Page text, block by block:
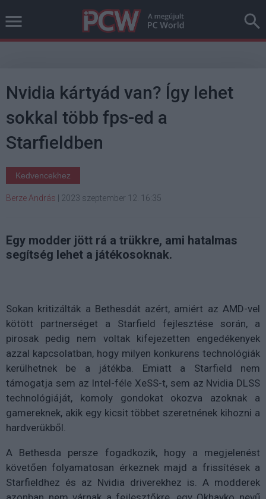
Nvidia kártyád van? Így lehet
sokkal több fps-ed a
Starfieldben
Kedvencekhez
Berze András 2023 szeptember 12. 16:35
Egy modder jött rá a trükkre, ami hatalmas
segítség lehet a játékosoknak.
Sokan kritizálták a Bethesdát azért, amiért az AMD-vel
kötött partnerséget a Starfield fejlesztése során, a
pirosak pedig nem voltak kifejezetten engedékenyek
azzal kapcsolatban, hogy milyen konkurens technológiák
kerülhetnek be a játékba. Emiatt a Starfield nem
támogatja sem az Intel-féle XeSS-t, sem az Nvidia DLSS
technológiáját, komoly gondokat okozva azoknak a
gamereknek, akik egy kicsit többet szeretnének kihozni a
hardverükből.
A Bethesda persze fogadkozik, hogy a megjelenést
követően folyamatosan érkeznek majd a frissítések a
Starfieldhez és az Nvidia driverekhez is. A modderek